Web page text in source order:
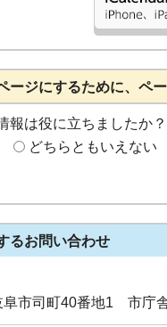
ージにするために、ペ
報は役に立ちましたか？
どちらともいえない
るお問い合わせ
市司町40番地1 市庁